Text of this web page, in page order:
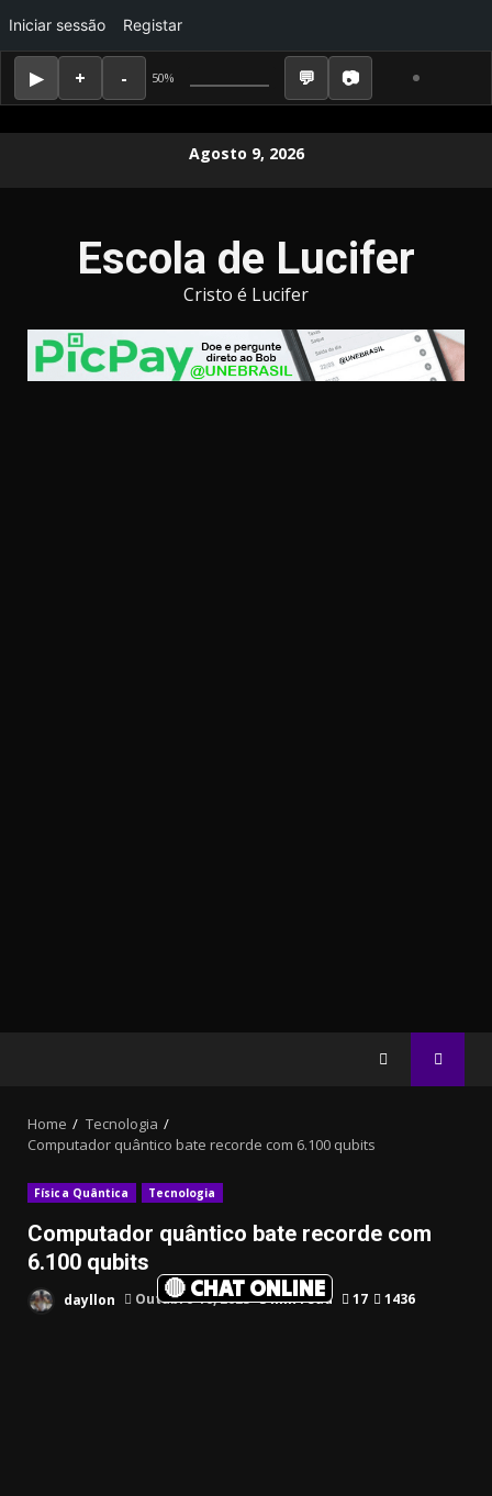
50%
Iniciar sessão Registar
Agosto 9, 2026
Escola de Lucifer
Cristo é Lucifer
🔴 CHAT ONLINE
Home
Tecnologia
Computador quântico bate recorde com 6.100 qubits
Física Quântica Tecnologia
Computador quântico bate recorde com
6.100 qubits
dayllon Outubro 10, 2025 3 min read 17 1436